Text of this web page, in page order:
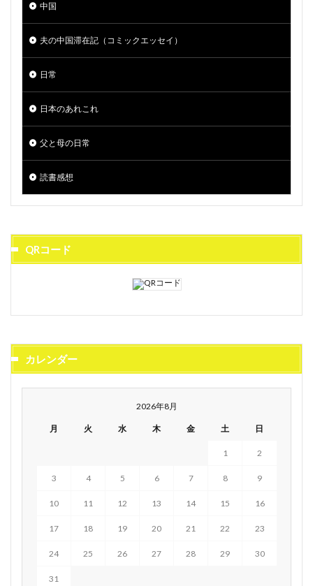
中国
夫の中国滞在記（コミックエッセイ）
日常
日本のあれこれ
父と母の日常
読書感想
QRコード
カレンダー
2026年8月
月 火 水 木 金 土 日
1 2
3 4 5 6 7 8 9
10 11 12 13 14 15 16
17 18 19 20 21 22 23
24 25 26 27 28 29 30
31